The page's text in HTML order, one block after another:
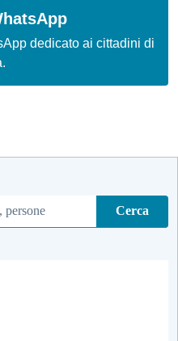
dedicato ai cittadini di
Cerca